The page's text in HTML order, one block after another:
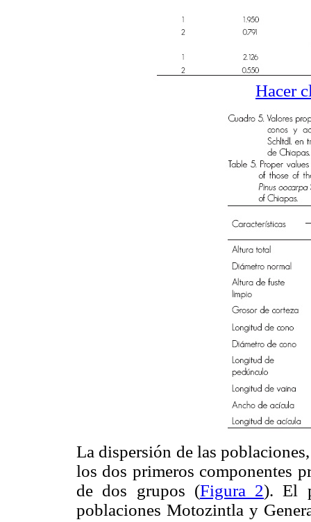
Hacer
La dispersión de las
los dos primeros componentes
de dos grupos (Figura 2). El
poblaciones Motozintla y